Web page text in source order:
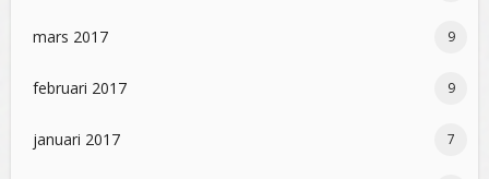
mars 2017 9
februari 2017 9
januari 2017 7